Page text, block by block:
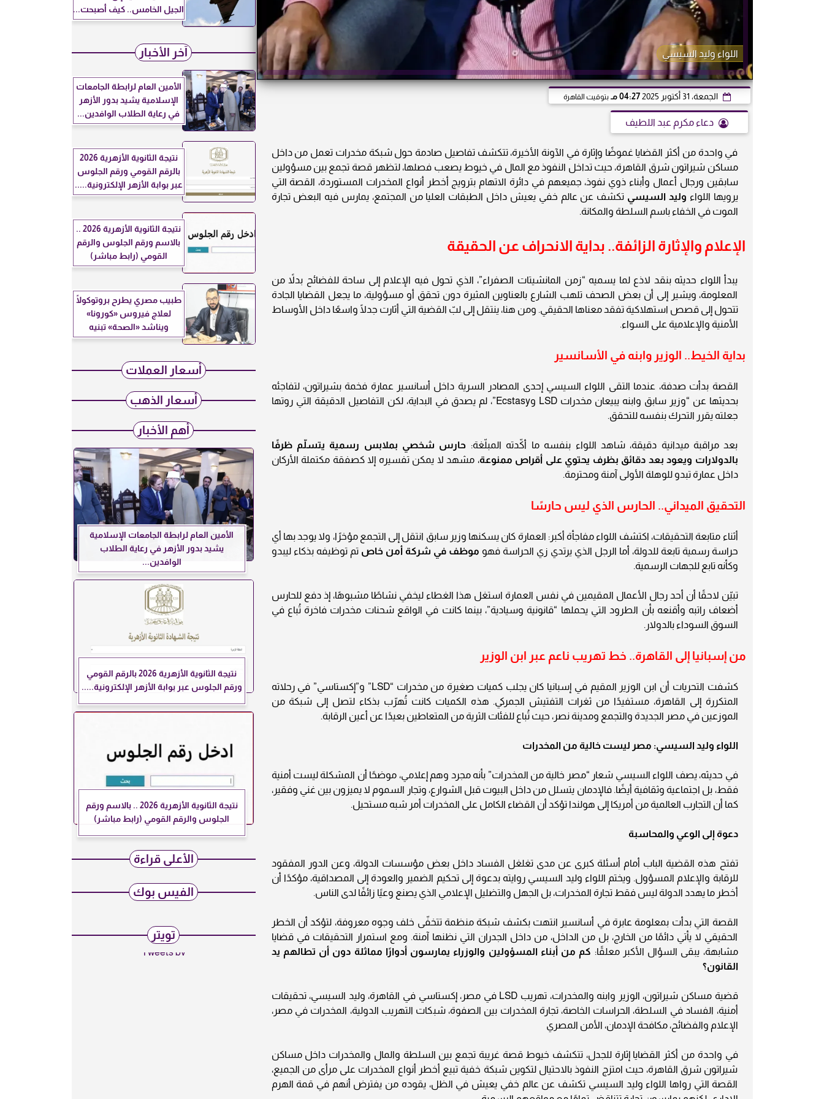
اللواء وليد السيسي
الجمعة، 31 أكتوبر 2025 04:27 مـ بتوقيت القاهرة
دعاء مكرم عبد اللطيف
في واحدة من أكثر القضايا غموضًا وإثارة في الآونة الأخيرة، تتكشف تفاصيل صادمة حول شبكة مخدرات تعمل من داخل
مساكن شيراتون شرق القاهرة، حيث تداخل النفوذ مع المال في خيوط يصعب فصلها، لتظهر قصة تجمع بين مسؤولين
سابقين ورجال أعمال وأبناء ذوي نفوذ، جميعهم في دائرة الاتهام بترويج أخطر أنواع المخدرات المستوردة، القصة التي
يرويها اللواء وليد السيسي تكشف عن عالم خفي يعيش داخل الطبقات العليا من المجتمع، يمارس فيه البعض تجارة
الموت في الخفاء باسم السلطة والمكانة.
الإعلام والإثارة الزائفة.. بداية الانحراف عن الحقيقة
يبدأ اللواء حديثه بنقد لاذع لما يسميه “زمن المانشيتات الصفراء”، الذي تحول فيه الإعلام إلى ساحة للفضائح بدلاً من
المعلومة، ويشير إلى أن بعض الصحف تلهب الشارع بالعناوين المثيرة دون تحقق أو مسؤولية، ما يجعل القضايا الجادة
تتحول إلى قصص استهلاكية تفقد معناها الحقيقي. ومن هنا، ينتقل إلى لبّ القضية التي أثارت جدلًا واسعًا داخل الأوساط
الأمنية والإعلامية على السواء.
بداية الخيط.. الوزير وابنه في الأسانسير
القصة بدأت صدفة، عندما التقى اللواء السيسي إحدى المصادر السرية داخل أسانسير عمارة فخمة بشيراتون، لتفاجئه
بحديثها عن “وزير سابق وابنه يبيعان مخدرات LSD وEcstasy”، لم يصدق في البداية، لكن التفاصيل الدقيقة التي روتها
جعلته يقرر التحرك بنفسه للتحقق.
بعد مراقبة ميدانية دقيقة، شاهد اللواء بنفسه ما أكّدته المبلّغة: حارس شخصي بملابس رسمية يتسلّم ظرفًا
بالدولارات ويعود بعد دقائق بظرف يحتوي على أقراص ممنوعة، مشهد لا يمكن تفسيره إلا كصفقة مكتملة الأركان
داخل عمارة تبدو للوهلة الأولى آمنة ومحترمة.
التحقيق الميداني.. الحارس الذي ليس حارسًا
أثناء متابعة التحقيقات، اكتشف اللواء مفاجأة أكبر: العمارة كان يسكنها وزير سابق انتقل إلى التجمع مؤخرًا، ولا يوجد بها أي
حراسة رسمية تابعة للدولة، أما الرجل الذي يرتدي زي الحراسة فهو موظف في شركة أمن خاص تم توظيفه بذكاء ليبدو
وكأنه تابع للجهات الرسمية.
تبيّن لاحقًا أن أحد رجال الأعمال المقيمين في نفس العمارة استغل هذا الغطاء ليخفي نشاطًا مشبوهًا، إذ دفع للحارس
أضعاف راتبه وأقنعه بأن الطرود التي يحملها “قانونية وسيادية”، بينما كانت في الواقع شحنات مخدرات فاخرة تُباع في
السوق السوداء بالدولار.
من إسبانيا إلى القاهرة.. خط تهريب ناعم عبر ابن الوزير
كشفت التحريات أن ابن الوزير المقيم في إسبانيا كان يجلب كميات صغيرة من مخدرات “LSD” و”إكستاسي” في رحلاته
المتكررة إلى القاهرة، مستفيدًا من ثغرات التفتيش الجمركي. هذه الكميات كانت تُهرّب بذكاء لتصل إلى شبكة من
الموزعين في مصر الجديدة والتجمع ومدينة نصر، حيث تُباع للفئات الثرية من المتعاطين بعيدًا عن أعين الرقابة.
اللواء وليد السيسي: مصر ليست خالية من المخدرات
في حديثه، يصف اللواء السيسي شعار “مصر خالية من المخدرات” بأنه مجرد وهم إعلامي، موضحًا أن المشكلة ليست أمنية
فقط، بل اجتماعية وثقافية أيضًا. فالإدمان يتسلل من داخل البيوت قبل الشوارع، وتجار السموم لا يميزون بين غني وفقير،
كما أن التجارب العالمية من أمريكا إلى هولندا تؤكد أن القضاء الكامل على المخدرات أمر شبه مستحيل.
دعوة إلى الوعي والمحاسبة
تفتح هذه القضية الباب أمام أسئلة كبرى عن مدى تغلغل الفساد داخل بعض مؤسسات الدولة، وعن الدور المفقود
للرقابة والإعلام المسؤول. ويختم اللواء وليد السيسي روايته بدعوة إلى تحكيم الضمير والعودة إلى المصداقية، مؤكدًا أن
أخطر ما يهدد الدولة ليس فقط تجارة المخدرات، بل الجهل والتضليل الإعلامي الذي يصنع وعيًا زائفًا لدى الناس.
القصة التي بدأت بمعلومة عابرة في أسانسير انتهت بكشف شبكة منظمة تتخفّى خلف وجوه معروفة، لتؤكد أن الخطر
الحقيقي لا يأتي دائمًا من الخارج، بل من الداخل، من داخل الجدران التي نظنها آمنة. ومع استمرار التحقيقات في قضايا
مشابهة، يبقى السؤال الأكبر معلقًا: كم من أبناء المسؤولين والوزراء يمارسون أدوارًا مماثلة دون أن تطالهم يد
القانون؟
قضية مساكن شيراتون، الوزير وابنه والمخدرات، تهريب LSD في مصر، إكستاسي في القاهرة، وليد السيسي، تحقيقات
أمنية، الفساد في السلطة، الحراسات الخاصة، تجارة المخدرات بين الصفوة، شبكات التهريب الدولية، المخدرات في مصر،
الإعلام والفضائح، مكافحة الإدمان، الأمن المصري
في واحدة من أكثر القضايا إثارة للجدل، تتكشف خيوط قصة غريبة تجمع بين السلطة والمال والمخدرات داخل مساكن
شيراتون شرق القاهرة، حيث امتزج النفوذ بالاحتيال لتكوين شبكة خفية تبيع أخطر أنواع المخدرات على مرأى من الجميع،
القصة التي رواها اللواء وليد السيسي تكشف عن عالم خفي يعيش في الظل، يقوده من يفترض أنهم في قمة الهرم
الجيل الخامس.. كيف أصبحت...
آخر الأخبار
الأمين العام لرابطة الجامعات
الإسلامية يشيد بدور الأزهر
في رعاية الطلاب الوافدين...
نتيجة الثانوية الأزهرية 2026
بالرقم القومي ورقم الجلوس
عبر بوابة الأزهر الإلكترونية.....
نتيجة الثانوية الأزهرية 2026 ..
بالاسم ورقم الجلوس والرقم
القومي (رابط مباشر)
طبيب مصري يطرح بروتوكولًا
لعلاج فيروس «كورونا»
ويناشد «الصحة» تبنيه
أسعار العملات
أسعار الذهب
أهم الأخبار
الأمين العام لرابطة الجامعات الإسلامية
يشيد بدور الأزهر في رعاية الطلاب
الوافدين...
نتيجة الثانوية الأزهرية 2026 بالرقم القومي
ورقم الجلوس عبر بوابة الأزهر الإلكترونية.....
نتيجة الثانوية الأزهرية 2026 .. بالاسم ورقم
الجلوس والرقم القومي (رابط مباشر)
الأعلى قراءة
الفيس بوك
تويتر
Tweets by